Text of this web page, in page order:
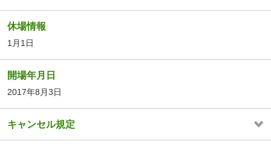
休場情報
1月1日
開場年月日
2017年8月3日
キャンセル規定